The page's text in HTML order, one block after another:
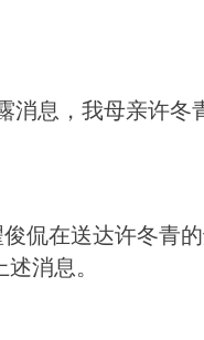
消息，我母亲许冬
侃在送达许冬青
消息。